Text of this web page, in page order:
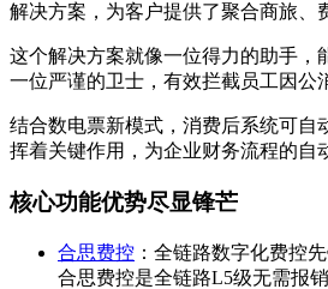
解决方案，为客户提供了聚合商旅、
这个解决方案就像一位得力的助手，
一位严谨的卫士，有效拦截员工因公
结合数电票新模式，消费后系统可自
挥着关键作用，为企业财务流程的自
核心功能优势尽显锋芒
合思费控 ：全链路数字化费控
合思费控是全链路L5级无需报